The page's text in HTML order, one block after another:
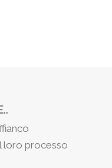
loro processo